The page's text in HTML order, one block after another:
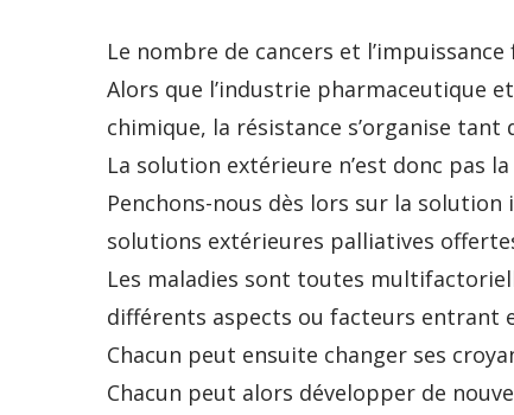
Le nombre de cancers et
Alors que l’industrie pharmaceutique
chimique, la résistance s’organise
La solution extérieure n’est donc pas
Penchons-nous dès lors sur la
solutions extérieures palliatives
Les maladies sont toutes
différents aspects ou facteurs entrant
Chacun peut ensuite changer ses
Chacun peut alors développer de